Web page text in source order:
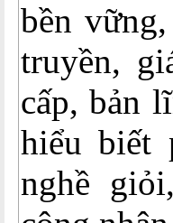
bền
truyền,
cấp, bản
hiểu biết
nghề